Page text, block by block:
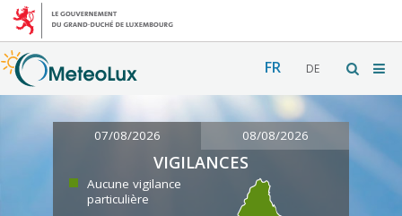
FR DE
07/08/2026 08/08/2026
VIGILANCES
Aucune vigilance
particulière